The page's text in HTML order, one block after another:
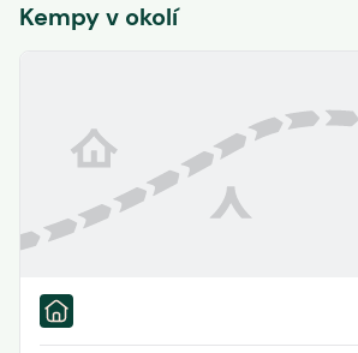
Kempy v okolí